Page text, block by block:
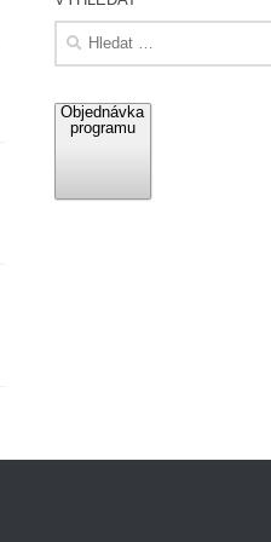
Vyhledávání
Objednávka
programu